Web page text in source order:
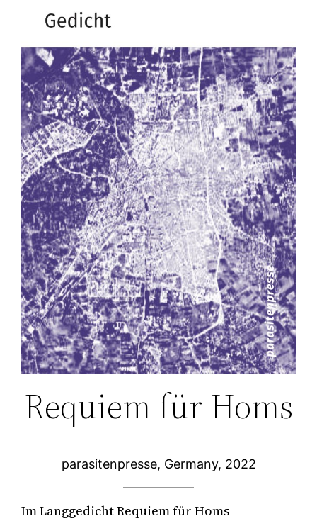
Requiem für Homs
parasitenpresse, Germany, 2022
Im Langgedicht Requiem für Homs